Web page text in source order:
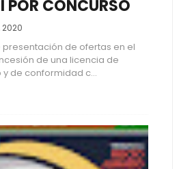
POR CONCURSO
2020
presentación de ofertas en el
de una licencia de
de conformidad c...